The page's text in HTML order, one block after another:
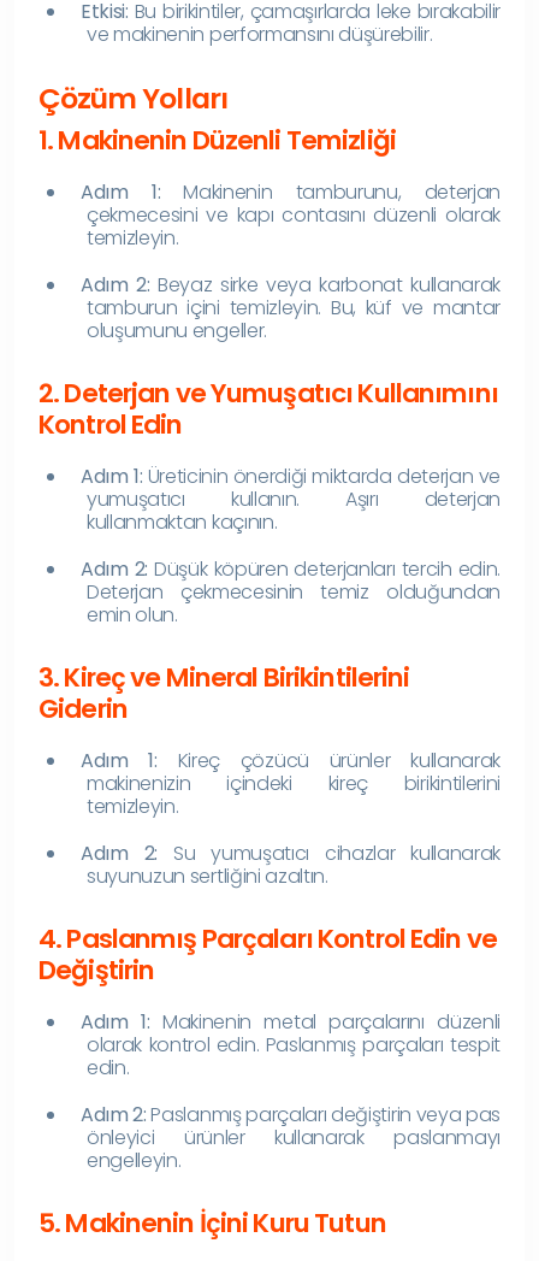
Etkisi: Bu birikintiler, çamaşırlarda leke bırakabilir
ve makinenin performansını düşürebilir.
Çözüm Yolları
1. Makinenin Düzenli Temizliği
Adım 1: Makinenin tamburunu, deterjan
çekmecesini ve kapı contasını düzenli olarak
temizleyin.
Adım 2: Beyaz sirke veya karbonat kullanarak
tamburun içini temizleyin. Bu, küf ve mantar
oluşumunu engeller.
2. Deterjan ve Yumuşatıcı Kullanımını
Kontrol Edin
Adım 1: Üreticinin önerdiği miktarda deterjan ve
yumuşatıcı kullanın. Aşırı deterjan
kullanmaktan kaçının.
Adım 2: Düşük köpüren deterjanları tercih edin.
Deterjan çekmecesinin temiz olduğundan
emin olun.
3. Kireç ve Mineral Birikintilerini
Giderin
Adım 1: Kireç çözücü ürünler kullanarak
makinenizin içindeki kireç birikintilerini
temizleyin.
Adım 2: Su yumuşatıcı cihazlar kullanarak
suyunuzun sertliğini azaltın.
4. Paslanmış Parçaları Kontrol Edin ve
Değiştirin
Adım 1: Makinenin metal parçalarını düzenli
olarak kontrol edin. Paslanmış parçaları tespit
edin.
Adım 2:Paslanmış parçaları değiştirin veya pas
önleyici ürünler kullanarak paslanmayı
engelleyin.
5. Makinenin İçini Kuru Tutun